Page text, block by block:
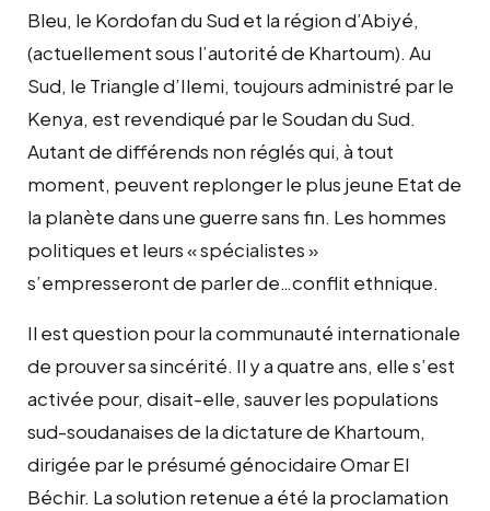
Bleu, le Kordofan du Sud et la région d’Abiyé,
(actuellement sous l’autorité de Khartoum). Au
Sud, le Triangle d’Ilemi, toujours administré par le
Kenya, est revendiqué par le Soudan du Sud.
Autant de différends non réglés qui, à tout
moment, peuvent replonger le plus jeune Etat de
la planète dans une guerre sans fin. Les hommes
politiques et leurs « spécialistes »
s’empresseront de parler de…conflit ethnique.
Il est question pour la communauté internationale
de prouver sa sincérité. Il y a quatre ans, elle s’est
activée pour, disait-elle, sauver les populations
sud-soudanaises de la dictature de Khartoum,
dirigée par le présumé génocidaire Omar El
Béchir. La solution retenue a été la proclamation